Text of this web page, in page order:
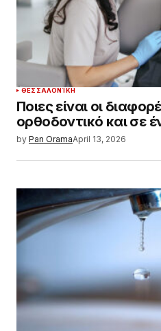
ΘΕΣΣΑΛΟΝΊΚΗ
Ποιες είναι οι
ορθοδοντικό και σε
by Pan OramaApril 13, 2026